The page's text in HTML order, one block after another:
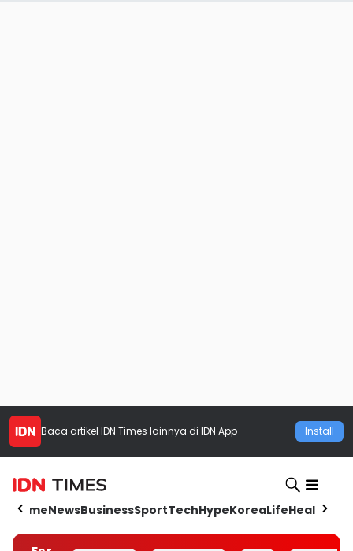
Baca artikel IDN Times lainnya di IDN App Install
HomeNewsBusinessSportTechHypeKoreaLifeHealth